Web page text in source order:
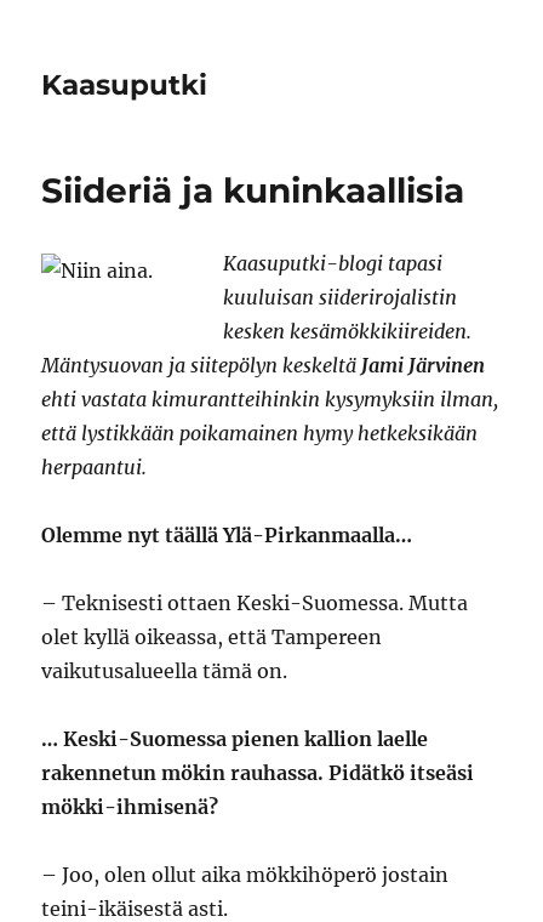
Kaasuputki
Siideriä ja kuninkaallisia
Kaasuputki-blogi tapasi
kuuluisan siiderirojalistin
kesken kesämökkikiireiden.
Mäntysuovan ja siitepölyn keskeltä Jami Järvinen
ehti vastata kimurantteihinkin kysymyksiin ilman,
että lystikkään poikamainen hymy hetkeksikään
herpaantui.
Olemme nyt täällä Ylä-Pirkanmaalla…
– Teknisesti ottaen Keski-Suomessa. Mutta
olet kyllä oikeassa, että Tampereen
vaikutusalueella tämä on.
… Keski-Suomessa pienen kallion laelle
rakennetun mökin rauhassa. Pidätkö itseäsi
mökki-ihmisenä?
– Joo, olen ollut aika mökkihöperö jostain
teini-ikäisestä asti.